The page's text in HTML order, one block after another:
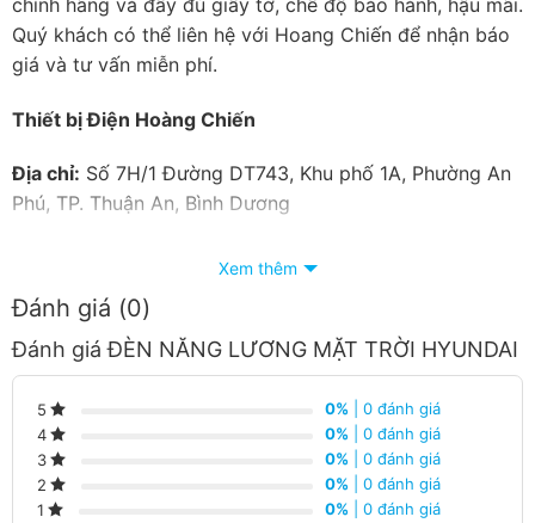
Quý khách có thể liên hệ với Hoang Chiến để nhận báo
giá và tư vấn miễn phí.
Thiết bị Điện Hoàng Chiến
Địa chỉ: Số 7H/1 Đường DT743, Khu phố 1A, Phường An
Phú, TP. Thuận An, Bình Dương
090 682 4506
Email:thietbidienhoangchien@gmail.com
Xem thêm
Đánh giá (0)
Đánh giá ĐÈN NĂNG LƯƠNG MẶT TRỜI HYUNDAI
5 0% | 0 đánh giá
4
0% | 0 đánh giá
3
0% | 0 đánh giá
2
0% | 0 đánh giá
1
0% | 0 đánh giá